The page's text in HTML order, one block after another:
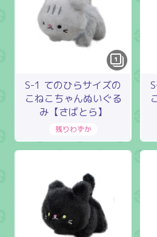
1
S-1 てのひらサイズの
こねこちゃんぬいぐる
み【さばとら】